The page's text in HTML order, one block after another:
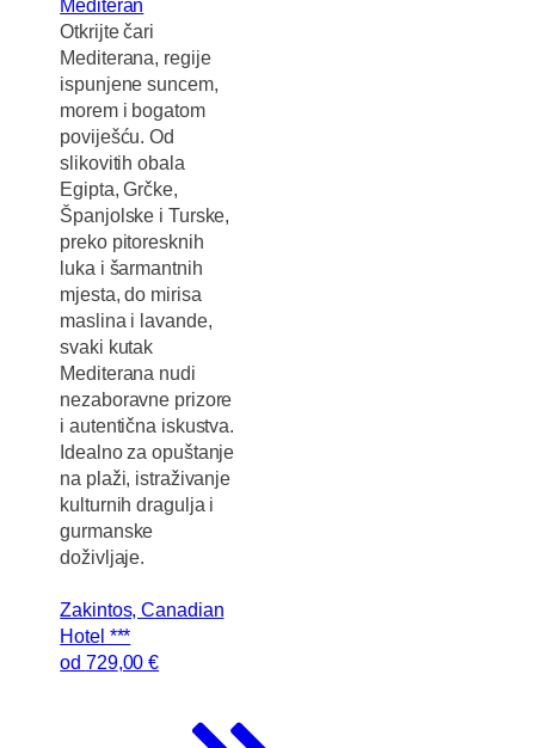
Mediteran
Otkrijte čari
Mediterana, regije
ispunjene suncem,
morem i bogatom
poviješću. Od
slikovitih obala
Egipta, Grčke,
Španjolske i Turske,
preko pitoresknih
luka i šarmantnih
mjesta, do mirisa
maslina i lavande,
svaki kutak
Mediterana nudi
nezaboravne prizore
i autentična iskustva.
Idealno za opuštanje
na plaži, istraživanje
kulturnih dragulja i
gurmanske
doživljaje.
Zakintos, Canadian
Hotel ***
od 729,00 €